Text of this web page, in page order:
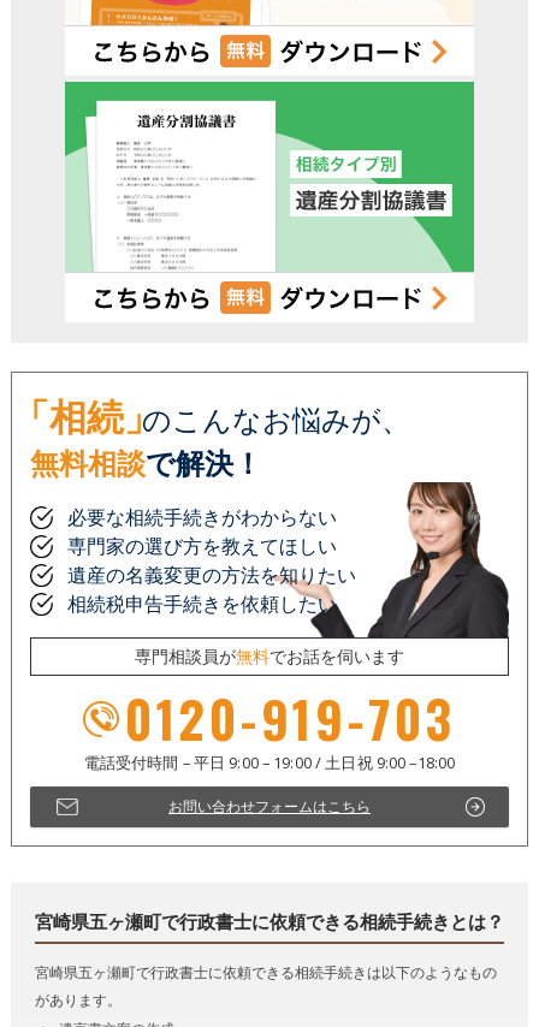
「相続」のこんなお悩みが、
無料相談で解決！
必要な相続手続きがわからない
専門家の選び方を教えてほしい
遺産の名義変更の方法を知りたい
相続税申告手続きを依頼したい
専門相談員が無料でお話を伺います
0120-919-703
お問い合わせフォームはこちら
宮崎県五ヶ瀬町で行政書士に依頼できる相続手続きとは？
宮崎県五ヶ瀬町で行政書士に依頼できる相続手続きは以下のようなもの
があります。